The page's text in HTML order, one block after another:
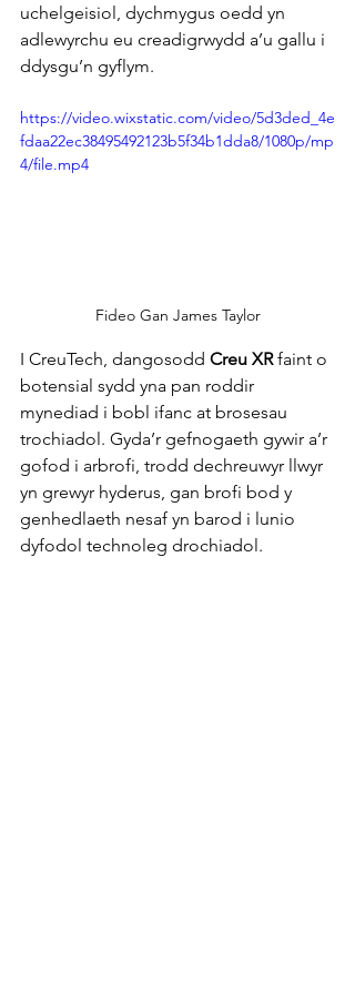
uchelgeisiol, dychmygus oedd yn
adlewyrchu eu creadigrwydd a’u gallu i
ddysgu’n gyflym.
https://video.wixstatic.com/video/5d3ded_4e
fdaa22ec38495492123b5f34b1dda8/1080p/mp
4/file.mp4
Fideo Gan James Taylor
I CreuTech, dangosodd Creu XR faint o
botensial sydd yna pan roddir
mynediad i bobl ifanc at brosesau
trochiadol. Gyda’r gefnogaeth gywir a’r
gofod i arbrofi, trodd dechreuwyr llwyr
yn grewyr hyderus, gan brofi bod y
genhedlaeth nesaf yn barod i lunio
dyfodol technoleg drochiadol.